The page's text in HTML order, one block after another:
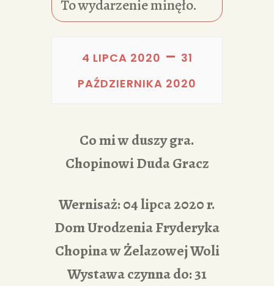
KSIĄŻKI
PORTFOLIA
REDAKCJA
To wydarzenie minęło.
4 LIPCA 2020 – 31
PAŹDZIERNIKA 2020
Co mi w duszy gra.
Chopinowi Duda Gracz
Wernisaż: 04 lipca 2020 r.
Dom Urodzenia Fryderyka
Chopina w Żelazowej Woli
Wystawa czynna do: 31